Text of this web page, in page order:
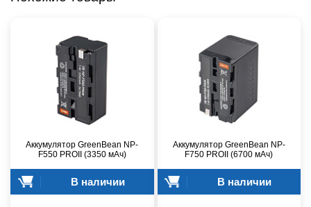
Аккумулятор GreenBean NP-
F550 PROII (3350 мАч)
В наличии
Аккумулятор GreenBean NP-
F750 PROII (6700 мАч)
В наличии